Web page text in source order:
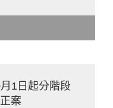
1日起分階段
案